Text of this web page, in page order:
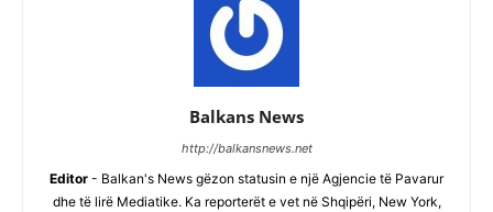
Balkans News
http://balkansnews.net
Editor - Balkan's News gëzon statusin e një Agjencie të Pavarur
dhe të lirë Mediatike. Ka reporterët e vet në Shqipëri, New York,